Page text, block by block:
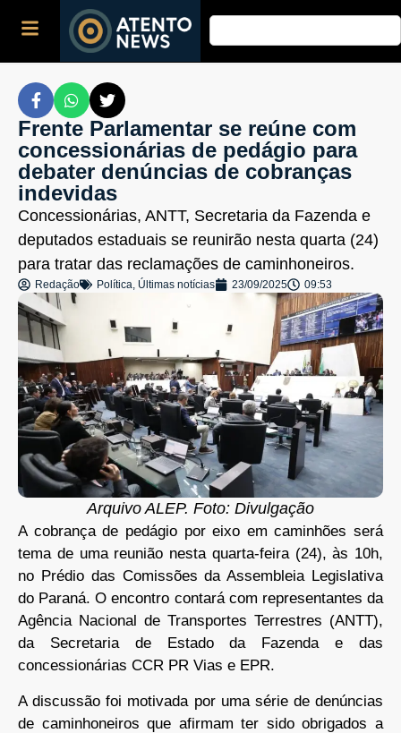
Frente Parlamentar se reúne com
concessionárias de pedágio para
debater denúncias de cobranças
indevidas
Concessionárias, ANTT, Secretaria da Fazenda e
deputados estaduais se reunirão nesta quarta (24)
para tratar das reclamações de caminhoneiros.
Redação Política, Últimas notícias 23/09/2025 09:53
Arquivo ALEP. Foto: Divulgação
A cobrança de pedágio por eixo em caminhões será
tema de uma reunião nesta quarta-feira (24), às 10h,
no Prédio das Comissões da Assembleia Legislativa
do Paraná. O encontro contará com representantes da
Agência Nacional de Transportes Terrestres (ANTT),
da Secretaria de Estado da Fazenda e das
concessionárias CCR PR Vias e EPR.
A discussão foi motivada por uma série de denúncias
de caminhoneiros que afirmam ter sido obrigados a